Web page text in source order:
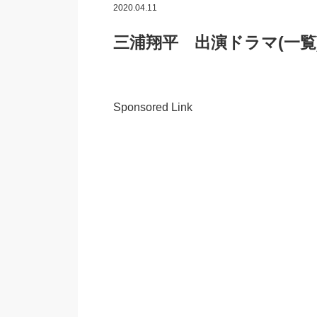
2020.04.11
三浦翔平 出演ドラマ(一
Sponsored Link